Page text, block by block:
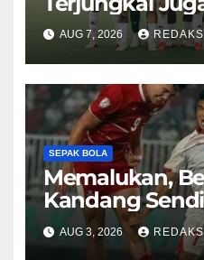
Piala AFF 2026
AUG 7, 2026 REDAKSI
SEPAK BOLA
Memalukan,
Kandang
Sayur Timnas
Dibenamkan
AUG 3, 2026